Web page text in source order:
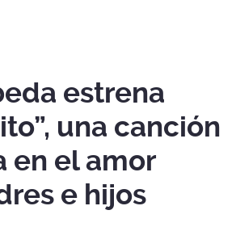
estrena
una canción
en el amor
e hijos